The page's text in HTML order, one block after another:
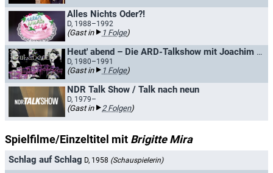
Alles Nichts Oder?!
D, 1988–1992
(Gast in 1 Folge)
Heut' abend – Die ARD-Talkshow mit Joachim Fuchsberger
D, 1980–1991
(Gast in 1 Folge)
NDR Talk Show / Talk nach neun
D, 1979–
(Gast in 2 Folgen)
Spielfilme/Einzeltitel mit Brigitte Mira
Schlag auf Schlag D, 1958 (Schauspielerin)